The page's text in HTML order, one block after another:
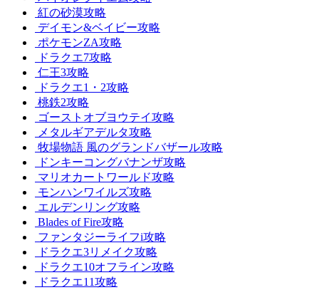
紅の砂漠攻略
デイモン&ベイビー攻略
ポケモンZA攻略
ドラクエ7攻略
仁王3攻略
ドラクエ1・2攻略
桃鉄2攻略
ゴーストオブヨウテイ攻略
メタルギアデルタ攻略
牧場物語 風のグランドバザール攻略
ドンキーコングバナンザ攻略
マリオカートワールド攻略
モンハンワイルズ攻略
エルデンリング攻略
Blades of Fire攻略
ファンタジーライフi攻略
ドラクエ3リメイク攻略
ドラクエ10オフライン攻略
ドラクエ11攻略